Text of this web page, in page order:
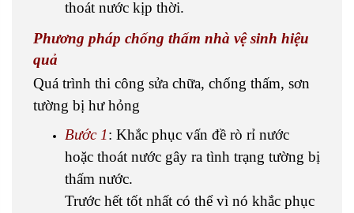
thoát nước kịp thời.
Phương pháp chống thấm nhà vệ sinh hiệu
quả
Quá trình thi công sửa chữa, chống thấm, sơn
tường bị hư hỏng
Bước 1: Khắc phục vấn đề rò rỉ nước
hoặc thoát nước gây ra tình trạng tường bị
thấm nước.
Trước hết tốt nhất có thể vì nó khắc phục